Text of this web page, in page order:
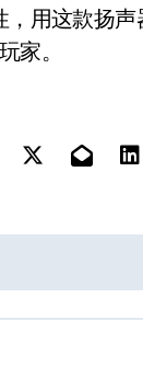
用这款扬
家。